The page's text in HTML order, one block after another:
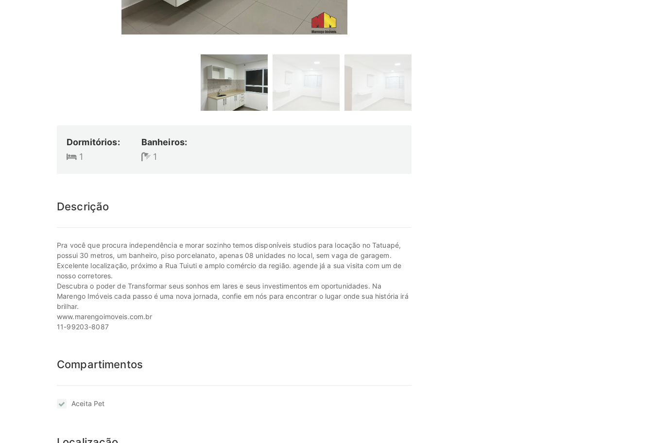
Dormitórios:
1
Banheiros:
1
Descrição
Pra você que procura independência e morar sozinho temos disponíveis studios para locação no Tatuapé,
possui 30 metros, um banheiro, piso porcelanato, apenas 08 unidades no local, sem vaga de garagem.
Excelente localização, próximo a Rua Tuiuti e amplo comércio da região. agende já a sua visita com um de
nosso corretores.
Descubra o poder de Transformar seus sonhos em lares e seus investimentos em oportunidades. Na
Marengo Imóveis cada passo é uma nova jornada, confie em nós para encontrar o lugar onde sua história irá
brilhar.
www.marengoimoveis.com.br
11-99203-8087
Compartimentos
Aceita Pet